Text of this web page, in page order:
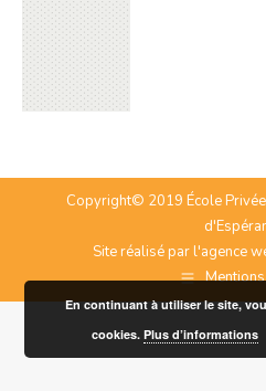
Copyright© 2019 École
Site réalisé par l'agence
En continuant à utiliser le site,
cookies.Plus d’informations